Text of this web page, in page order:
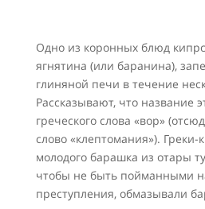
Одно из коронных блюд
ягнятина (или баранина),
глиняной печи в течение
Рассказывают, что название
греческого слова «вор»
слово «клептомания»).
молодого барашка из отары
чтобы не быть пойманными
преступления, обмазывали